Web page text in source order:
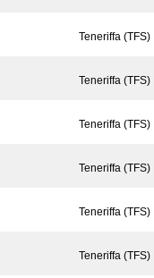
Teneriffa (TFS)
Teneriffa (TFS)
Teneriffa (TFS)
Teneriffa (TFS)
Teneriffa (TFS)
Teneriffa (TFS)